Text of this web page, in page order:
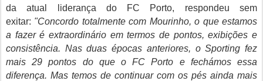
da atual liderança do FC Porto, respondeu sem
exitar: "Concordo totalmente com Mourinho, o que estamos
a fazer é extraordinário em termos de pontos, exibições e
consistência. Nas duas épocas anteriores, o Sporting fez
mais 29 pontos do que o FC Porto e fechámos essa
diferença. Mas temos de continuar com os pés ainda mais